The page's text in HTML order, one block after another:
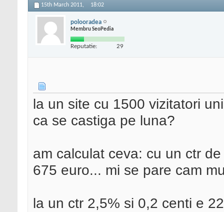
15th March 2011, 18:02
polooradea
Membru SeoPedia
Reputatie: 29
la un site cu 1500 vizitatori
ca se castiga pe luna?
am calculat ceva: cu un ctr
675 euro... mi se pare cam
la un ctr 2,5% si 0,2 centi e